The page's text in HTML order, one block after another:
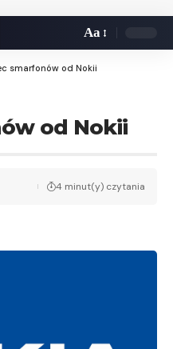
Aa
smarfonów od Nokii
od Nokii
4 minut(y) czytania